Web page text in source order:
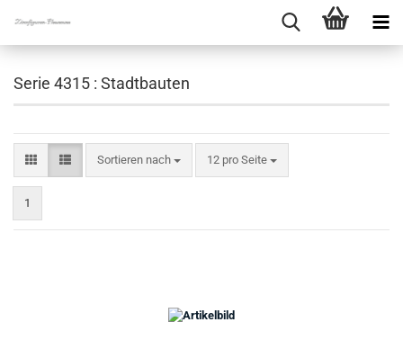
Serie 4315 : Stadtbauten
Sortieren nach
Sortieren nach 12 pro Seite
pro Seite
1